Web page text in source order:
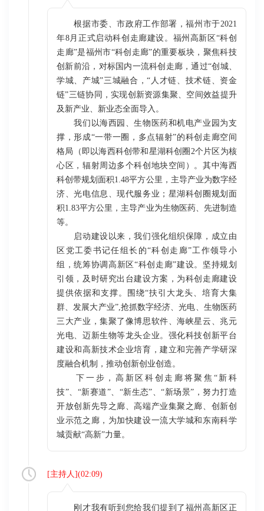
根据市委、市政府工作部署，福州市于2021
年8月正式启动科创走廊建设。福州高新区“科创
走廊”是福州市“科创走廊”的重要板块，聚焦科技
创新前沿，对标国内一流科创走廊，通过“创城、
学城、产城”三城融合，“人才链、技术链、资金
链”三链协同，实现创新资源集聚、空间效益提升
及新产业、新业态全面导入。
我们以海西园、生物医药和机电产业园为支
撑，形成“一带一圈，多点辐射”的科创走廊空间
格局（即以海西科创带和星湖科创圈2个片区为核
心区，辐射周边多个科创地块空间）。其中海西
科创带规划面积1.48平方公里，主导产业为数字经
济、光电信息、现代服务业；星湖科创圈规划面
积1.83平方公里，主导产业为生物医药、先进制造
等。
启动建设以来，我们强化组织保障，成立由
区党工委书记任组长的“科创走廊”工作领导小
组，统筹协调高新区“科创走廊”建设。坚持规划
引领，及时研究出台建设方案，为科创走廊建设
提供依据和支撑。围绕“扶引大龙头、培育大集
群、发展大产业”,抢抓数字经济、光电、生物医药
三大产业，集聚了像博思软件、海峡星云、兆元
光电、迈新生物等龙头企业。强化科技创新平台
建设和高新技术企业培育，建立和完善产学研深
度融合机制，推动创新创业创造。
下一步，高新区科创走廊将聚焦“新科
技”、“新赛道”、“新生态”、“新场景”，努力打造
开放创新先导之廊、高端产业集聚之廊、创新创
业示范之廊，为加快建设一流大学城和东南科学
城贡献“高新”力量。
[主持人](02:09)
刚才我有听到您给我们提到了福州高新区正